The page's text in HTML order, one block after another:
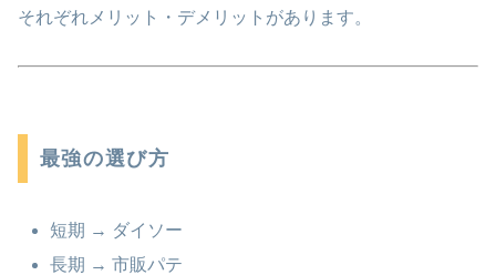
それぞれメリット・デメリットがあります。
最強の選び方
短期 → ダイソー
長期 → 市販パテ